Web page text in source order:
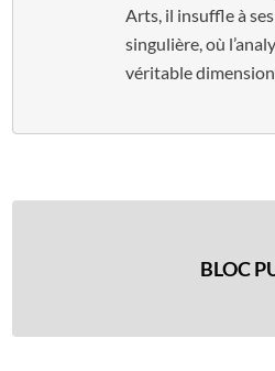
Arts, il insuffle à
singulière, où
véritable
BLOC